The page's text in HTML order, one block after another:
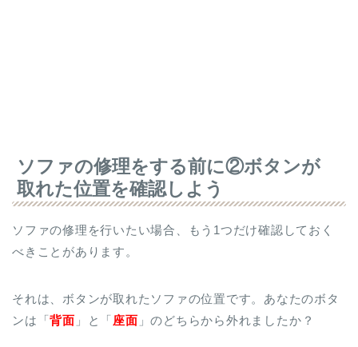
ソファの修理をする前に②ボタンが
取れた位置を確認しよう
ソファの修理を行いたい場合、もう1つだけ確認しておく
べきことがあります。
それは、ボタンが取れたソファの位置です。あなたのボタ
ンは「背面 」と「座面 」のどちらから外れましたか？